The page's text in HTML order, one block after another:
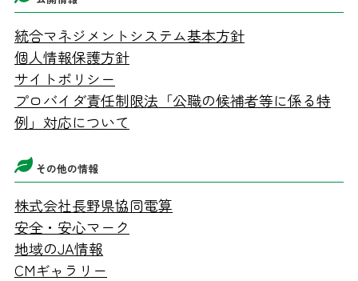
統合マネジメントシステム基本方針
個人情報保護方針
サイトポリシー
プロバイダ責任制限法「公職の候補者等に係る特
例」対応について
その他の情報
株式会社長野県協同電算
安全・安心マーク
地域のJA情報
CMギャラリー